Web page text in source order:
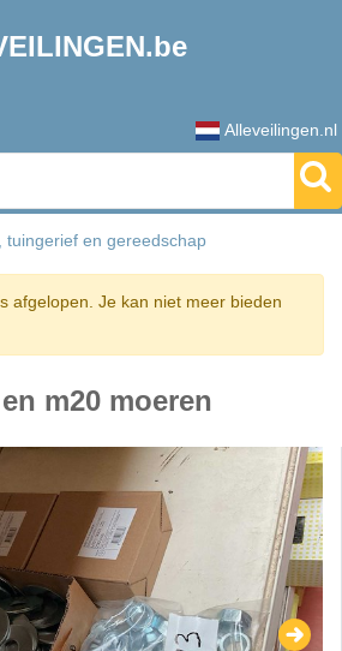
Alleveilingen.nl
tuingerief en gereedschap
afgelopen. Je kan niet meer bieden
m20 moeren